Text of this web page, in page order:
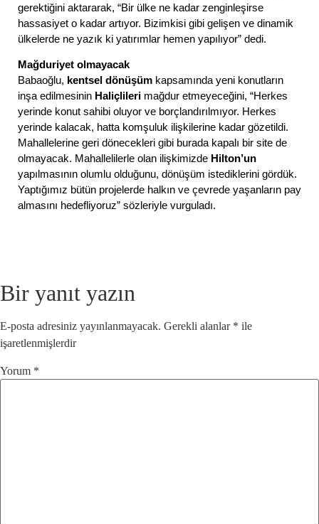
gerektiğini aktararak, “Bir ülke ne kadar zenginleşirse
hassasiyet o kadar artıyor. Bizimkisi gibi gelişen ve dinamik
ülkelerde ne yazık ki yatırımlar hemen yapılıyor” dedi.
Mağduriyet olmayacak
Babaoğlu, kentsel dönüşüm kapsamında yeni konutların
inşa edilmesinin Haliçlileri mağdur etmeyeceğini, “Herkes
yerinde konut sahibi oluyor ve borçlandırılmıyor. Herkes
yerinde kalacak, hatta komşuluk ilişkilerine kadar gözetildi.
Mahallelerine geri dönecekleri gibi burada kapalı bir site de
olmayacak. Mahallelilerle olan ilişkimizde Hilton’un
yapılmasının olumlu olduğunu, dönüşüm istediklerini gördük.
Yaptığımız bütün projelerde halkın ve çevrede yaşanların pay
almasını hedefliyoruz” sözleriyle vurguladı.
Bir yanıt yazın
E-posta adresiniz yayınlanmayacak. Gerekli alanlar * ile
işaretlenmişlerdir
Yorum *